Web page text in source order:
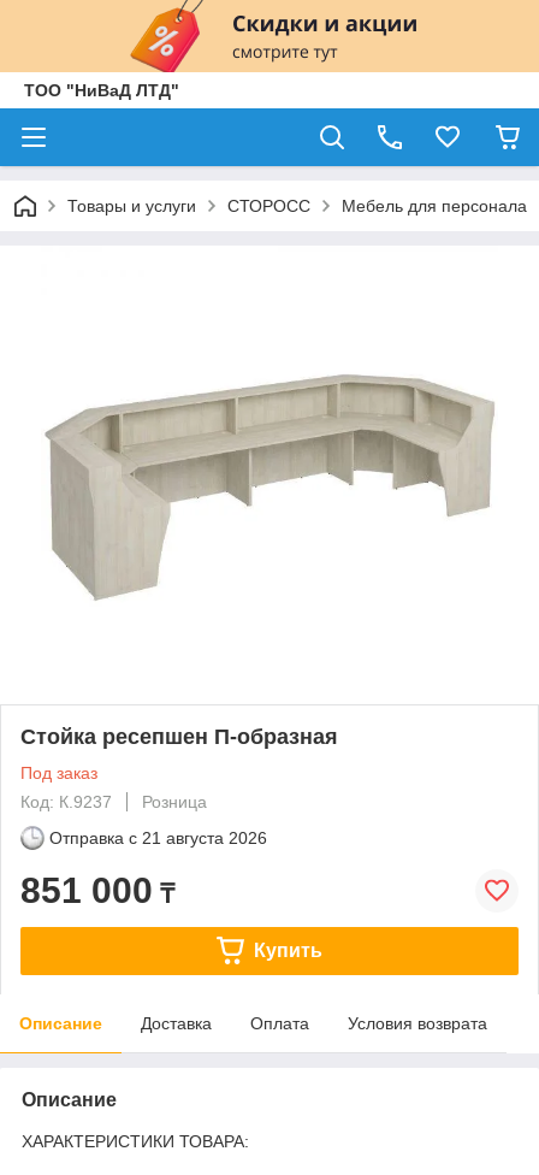
ТОО "НиВаД ЛТД"
Товары и услуги СТОРОСС Мебель для персонала
Стойка ресепшен П-образная
Под заказ
Код: К.9237
Розница
Отправка с 21 августа 2026
851 000 ₸
Купить
Описание Доставка Оплата Условия возврата
Описание
ХАРАКТЕРИСТИКИ ТОВАРА: